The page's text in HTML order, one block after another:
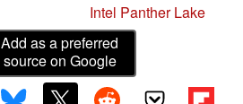
Intel Panther Lake
Add as a preferred
source on Google